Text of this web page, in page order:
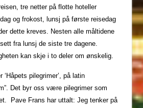
tre netter på flotte hoteller
og frokost, lunsj på første reisedag
dette kreves. Nesten alle måltidene
fra lunsj de siste tre dagene.
kan skje i to deler om ønskelig.
‘Håpets pilegrimer’, på latin
Det byr oss være pilegrimer som
Pave Frans har uttalt: Jeg tenker på